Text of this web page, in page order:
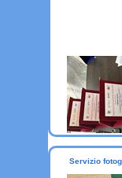
Servizio